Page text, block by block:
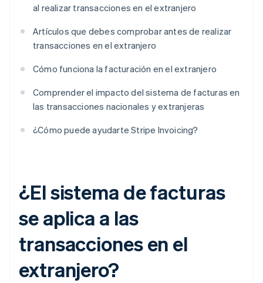
al realizar transacciones en el extranjero
Artículos que debes comprobar antes de realizar
transacciones en el extranjero
Cómo funciona la facturación en el extranjero
Comprender el impacto del sistema de facturas en
las transacciones nacionales y extranjeras
¿Cómo puede ayudarte Stripe Invoicing?
¿El sistema de facturas
se aplica a las
transacciones en el
extranjero?